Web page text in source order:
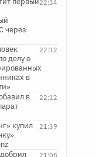
22:34
через
22:12
делу о
в
22:12
в
21:39
купил